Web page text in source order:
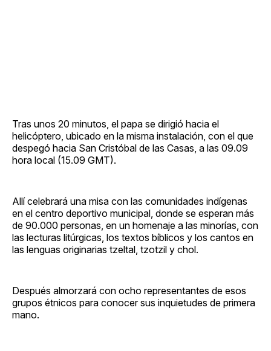
Tras unos 20 minutos, el papa se dirigió hacia el
helicóptero, ubicado en la misma instalación, con el que
despegó hacia San Cristóbal de las Casas, a las 09.09
hora local (15.09 GMT).
Allí celebrará una misa con las comunidades indígenas
en el centro deportivo municipal, donde se esperan más
de 90.000 personas, en un homenaje a las minorías, con
las lecturas litúrgicas, los textos bíblicos y los cantos en
las lenguas originarias tzeltal, tzotzil y chol.
Después almorzará con ocho representantes de esos
grupos étnicos para conocer sus inquietudes de primera
mano.